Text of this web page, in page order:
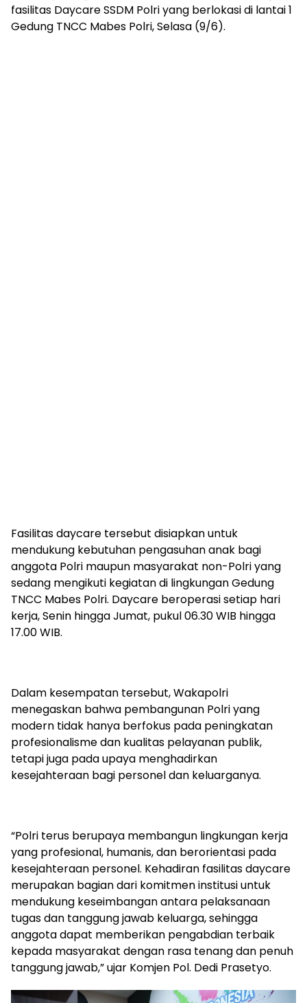
fasilitas Daycare SSDM Polri yang berlokasi di lantai 1
Gedung TNCC Mabes Polri, Selasa (9/6).
Fasilitas daycare tersebut disiapkan untuk
mendukung kebutuhan pengasuhan anak bagi
anggota Polri maupun masyarakat non-Polri yang
sedang mengikuti kegiatan di lingkungan Gedung
TNCC Mabes Polri. Daycare beroperasi setiap hari
kerja, Senin hingga Jumat, pukul 06.30 WIB hingga
17.00 WIB.
Dalam kesempatan tersebut, Wakapolri
menegaskan bahwa pembangunan Polri yang
modern tidak hanya berfokus pada peningkatan
profesionalisme dan kualitas pelayanan publik,
tetapi juga pada upaya menghadirkan
kesejahteraan bagi personel dan keluarganya.
“Polri terus berupaya membangun lingkungan kerja
yang profesional, humanis, dan berorientasi pada
kesejahteraan personel. Kehadiran fasilitas daycare
merupakan bagian dari komitmen institusi untuk
mendukung keseimbangan antara pelaksanaan
tugas dan tanggung jawab keluarga, sehingga
anggota dapat memberikan pengabdian terbaik
kepada masyarakat dengan rasa tenang dan penuh
tanggung jawab,” ujar Komjen Pol. Dedi Prasetyo.